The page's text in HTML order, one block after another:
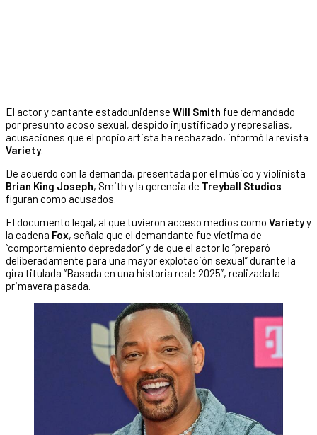
El actor y cantante estadounidense Will Smith fue demandado
por presunto acoso sexual, despido injustificado y represalias,
acusaciones que el propio artista ha rechazado, informó la revista
Variety.
De acuerdo con la demanda, presentada por el músico y violinista
Brian King Joseph, Smith y la gerencia de Treyball Studios
figuran como acusados.
El documento legal, al que tuvieron acceso medios como Varietyy
la cadena Fox, señala que el demandante fue víctima de
“comportamiento depredador” y de que el actor lo “preparó
deliberadamente para una mayor explotación sexual” durante la
gira titulada “Basada en una historia real: 2025”, realizada la
primavera pasada.